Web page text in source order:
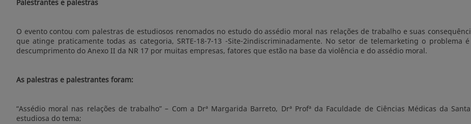
Palestrantes e palestras
O evento contou com palestras de estudiosos renomados no estudo do assédio moral nas relações de trabalho e suas
que atinge praticamente todas as categoria, SRTE-18-7-13 -Site-2indiscriminadamente. No setor de telemarketing o
descumprimento do Anexo II da NR 17 por muitas empresas, fatores que estão na base da violência e do assédio moral.
As palestras e palestrantes foram:
“Assédio moral nas relações de trabalho” – Com a Drª Margarida Barreto, Drª Profª da Faculdade de Ciências Médicas da
estudiosa do tema;